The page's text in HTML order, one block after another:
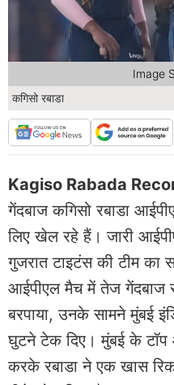
कगिसो रबाडा
Image
Kagiso Rabada
गेंदबाज कगिसो रबाडा
लिए खेल रहे हैं। जारी
गुजरात टाइटंस की टीम का
आईपीएल मैच में तेज गेंदबाज
बरपाया, उनके सामने मुंबई
घुटने टेक दिए। मुंबई के
करके रबाडा ने एक खास